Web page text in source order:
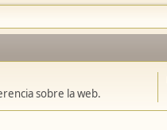
sobre la web.